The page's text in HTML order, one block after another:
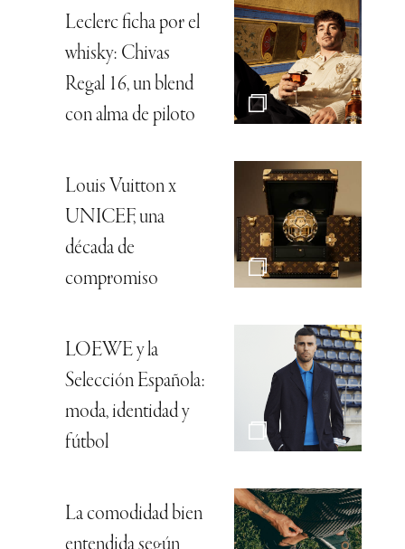
Leclerc ficha por el
whisky: Chivas
Regal 16, un blend
con alma de piloto
Louis Vuitton x
UNICEF, una
década de
compromiso
LOEWE y la
Selección Española:
moda, identidad y
fútbol
La comodidad bien